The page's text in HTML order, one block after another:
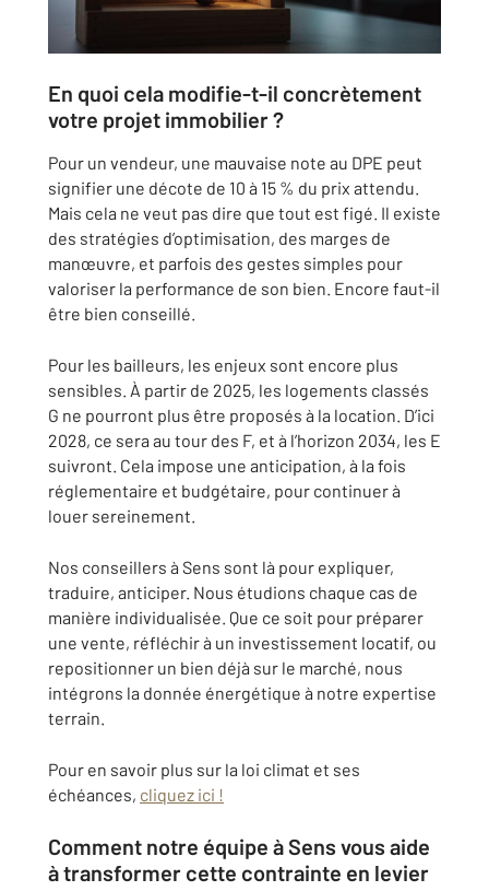
En quoi cela modifie-t-il concrètement
votre projet immobilier ?
Pour un vendeur, une mauvaise note au DPE peut
signifier une décote de 10 à 15 % du prix attendu.
Mais cela ne veut pas dire que tout est figé. Il existe
des stratégies d’optimisation, des marges de
manœuvre, et parfois des gestes simples pour
valoriser la performance de son bien. Encore faut-il
être bien conseillé.
Pour les bailleurs, les enjeux sont encore plus
sensibles. À partir de 2025, les logements classés
G ne pourront plus être proposés à la location. D’ici
2028, ce sera au tour des F, et à l’horizon 2034, les E
suivront. Cela impose une anticipation, à la fois
réglementaire et budgétaire, pour continuer à
louer sereinement.
Nos conseillers à Sens sont là pour expliquer,
traduire, anticiper. Nous étudions chaque cas de
manière individualisée. Que ce soit pour préparer
une vente, réfléchir à un investissement locatif, ou
repositionner un bien déjà sur le marché, nous
intégrons la donnée énergétique à notre expertise
terrain.
Pour en savoir plus sur la loi climat et ses
échéances, cliquez ici !
Comment notre équipe à Sens vous aide
à transformer cette contrainte en levier